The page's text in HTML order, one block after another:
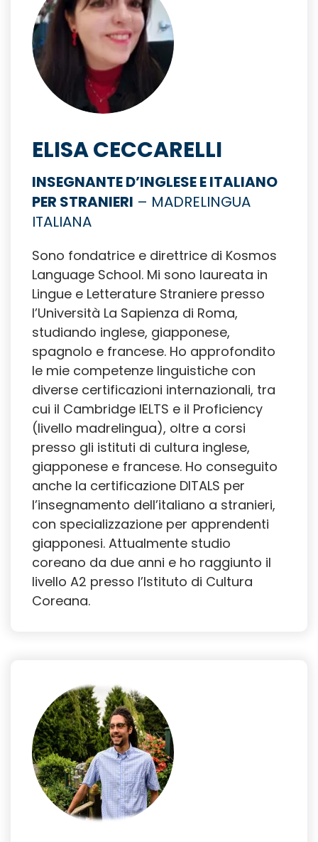
ELISA CECCARELLI
INSEGNANTE D’INGLESE E ITALIANO
PER STRANIERI – MADRELINGUA
ITALIANA
Sono fondatrice e direttrice di Kosmos
Language School. Mi sono laureata in
Lingue e Letterature Straniere presso
l’Università La Sapienza di Roma,
studiando inglese, giapponese,
spagnolo e francese. Ho approfondito
le mie competenze linguistiche con
diverse certificazioni internazionali, tra
cui il Cambridge IELTS e il Proficiency
(livello madrelingua), oltre a corsi
presso gli istituti di cultura inglese,
giapponese e francese. Ho conseguito
anche la certificazione DITALS per
l’insegnamento dell’italiano a stranieri,
con specializzazione per apprendenti
giapponesi. Attualmente studio
coreano da due anni e ho raggiunto il
livello A2 presso l’Istituto di Cultura
Coreana.